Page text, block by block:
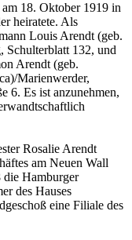
18. Oktober 1919 in
heiratete. Als
Louis Arendt (geb.
Schulterblatt 132, und
Arendt (geb.
Marienwerder,
6. Es ist anzunehmen,
Rosalie Arendt
am Neuen Wall
die Hamburger
des Hauses
eine Filiale des